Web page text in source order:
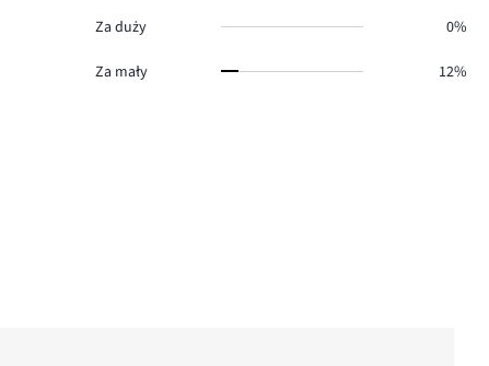
Za duży 0%
Za mały 12%